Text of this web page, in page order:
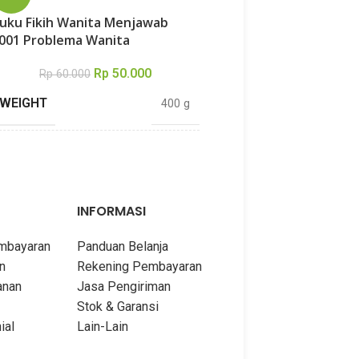
Fikih Wanita Menjawab
Problema Wanita
Rp60.000 Rp 50.000
WEIGHT 400 g
322 halaman
Khalid al Husainan
Darul Haq
INFORMASI
Panduan Belanja
Rekening Pembayaran
Jasa Pengiriman
Stok & Garansi
Lain-Lain